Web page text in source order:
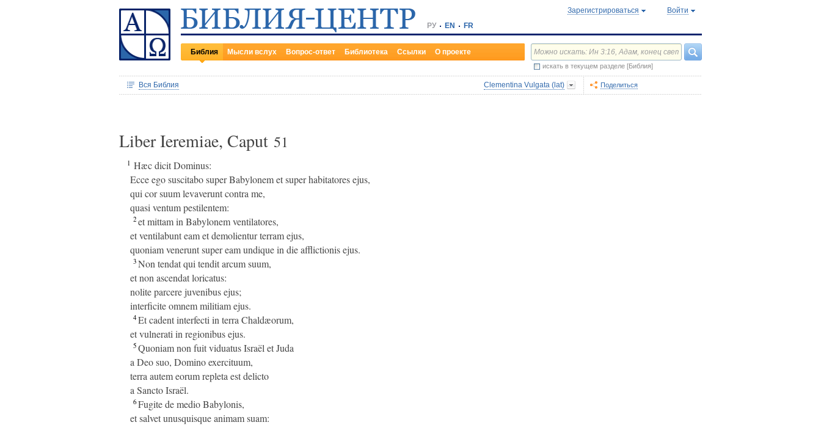
РУ EN FR
Зарегистрироваться Войти
Библия Мысли вслух Вопрос-ответ Библиотека Ссылки О проекте
искать в текущем разделе [Библия]
Вся Библия Clementina Vulgata (lat) Поделиться
Liber Ieremiae, Caput 51
1 Hæc dicit Dominus:
Ecce ego suscitabo super Babylonem et super habitatores ejus,
qui cor suum levaverunt contra me,
quasi ventum pestilentem:
2et mittam in Babylonem ventilatores,
et ventilabunt eam et demolientur terram ejus,
quoniam venerunt super eam undique in die afflictionis ejus.
3Non tendat qui tendit arcum suum,
et non ascendat loricatus:
nolite parcere juvenibus ejus;
interficite omnem militiam ejus.
4Et cadent interfecti in terra Chaldæorum,
et vulnerati in regionibus ejus.
5Quoniam non fuit viduatus Israël et Juda
a Deo suo, Domino exercituum,
terra autem eorum repleta est delicto
a Sancto Israël.
6Fugite de medio Babylonis,
et salvet unusquisque animam suam: